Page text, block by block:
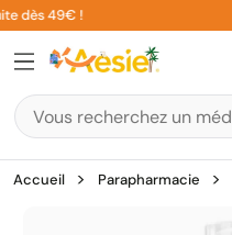
Aller
au
contenu
dès 49€ !
Accueil Parapharmacie